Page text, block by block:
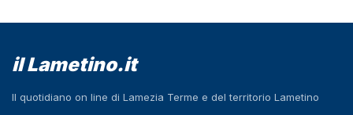
il Lametino.it
Il quotidiano on line di Lamezia Terme e del territorio Lametino